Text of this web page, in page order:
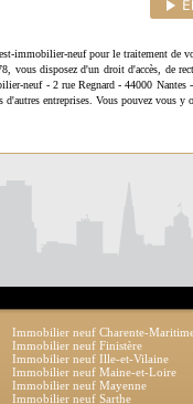
immobilier-neuf pour le traitement de
vous disposez d'un droit d'accès, de
neuf - 2 rue Regnard - 44000
entreprises. Vous pouvez vous y
Immobilier neuf Charente-
Immobilier neuf Finistère
Immobilier neuf Ille-et-Vilaine
Immobilier neuf Maine-et-Loire
Immobilier neuf Mayenne
Immobilier neuf Sarthe